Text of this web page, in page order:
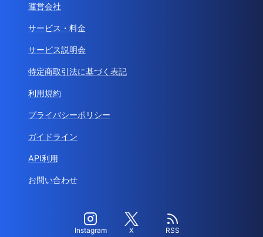
運営会社
サービス・料金
サービス説明会
特定商取引法に基づく表記
利用規約
プライバシーポリシー
ガイドライン
API利用
お問い合わせ
Instagram X RSS